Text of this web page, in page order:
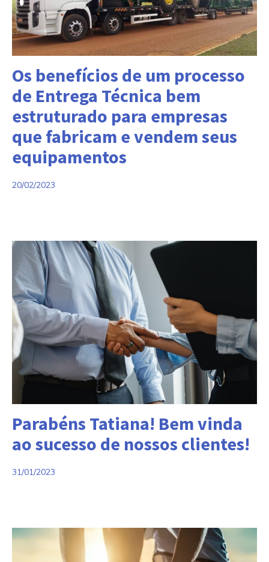
Os benefícios de um processo
de Entrega Técnica bem
estruturado para empresas
que fabricam e vendem seus
equipamentos
20/02/2023
Parabéns Tatiana! Bem vinda
ao sucesso de nossos clientes!
31/01/2023